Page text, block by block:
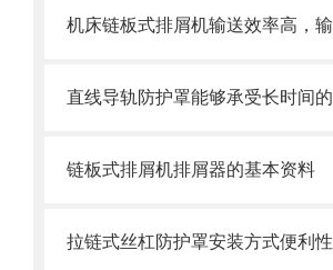
链板式排屑机排屑器的基本资料
拉链式丝杠防护罩安装方式便利性